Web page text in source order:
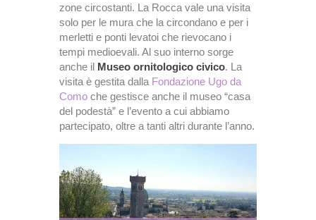
zone circostanti. La Rocca vale una visita
solo per le mura che la circondano e per i
merletti e ponti levatoi che rievocano i
tempi medioevali. Al suo interno sorge
anche il Museo ornitologico civico. La
visita è gestita dalla Fondazione Ugo da
Como che gestisce anche il museo “casa
del podestà” e l’evento a cui abbiamo
partecipato, oltre a tanti altri durante l’anno.